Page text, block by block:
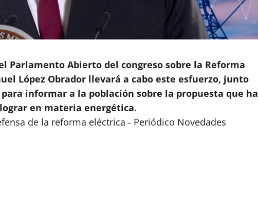
Parlamento Abierto del congreso sobre la Reforma
López Obrador llevará a cabo este esfuerzo, junto
informar a la población sobre la propuesta que ha
en materia energética.